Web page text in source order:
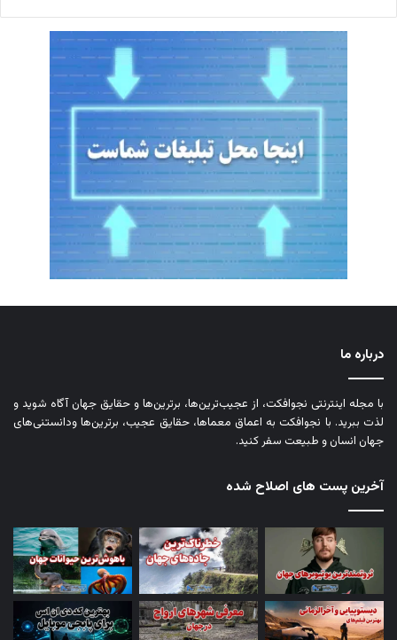
درباره ما
با مجله اینترنتی نجوافکت، از عجیب‌ترین‌ها، برترین‌ها و حقایق جهان آگاه شوید و
لذت ببرید. با نجوافکت به اعماق معماها، حقایق عجیب، برترین‌ها ودانستنی‌های
جهان انسان و طبیعت سفر کنید.
آخرین پست های اصلاح شده